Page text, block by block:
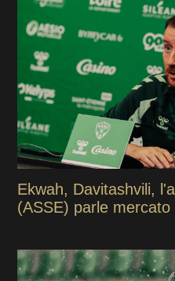
Ekwah, Davitashvili,
(ASSE) parle mercato